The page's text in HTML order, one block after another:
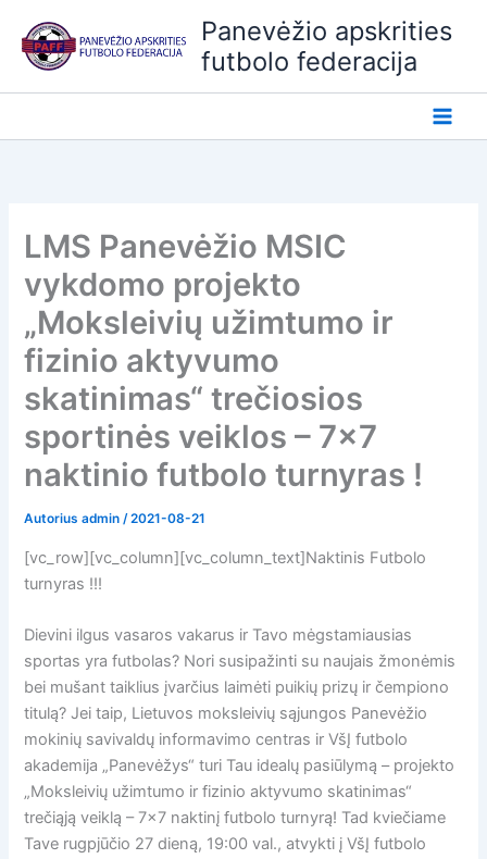
prie
turinio
Panevėžio apskrities
futbolo federacija
LMS Panevėžio MSIC
vykdomo projekto
„Moksleivių užimtumo ir
fizinio aktyvumo
skatinimas“ trečiosios
sportinės veiklos – 7×7
naktinio futbolo turnyras !
Autorius admin/2021-08-21
[vc_row][vc_column][vc_column_text]Naktinis Futbolo
turnyras !!!
Dievini ilgus vasaros vakarus ir Tavo mėgstamiausias
sportas yra futbolas? Nori susipažinti su naujais žmonėmis
bei mušant taiklius įvarčius laimėti puikių prizų ir čempiono
titulą? Jei taip, Lietuvos moksleivių sąjungos Panevėžio
mokinių savivaldų informavimo centras ir VšĮ futbolo
akademija „Panevėžys“ turi Tau idealų pasiūlymą – projekto
„Moksleivių užimtumo ir fizinio aktyvumo skatinimas“
trečiąją veiklą – 7×7 naktinį futbolo turnyrą! Tad kviečiame
Tave rugpjūčio 27 dieną, 19:00 val., atvykti į VšĮ futbolo